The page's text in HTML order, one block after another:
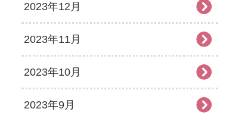
2023年12月
2023年11月
2023年10月
2023年9月